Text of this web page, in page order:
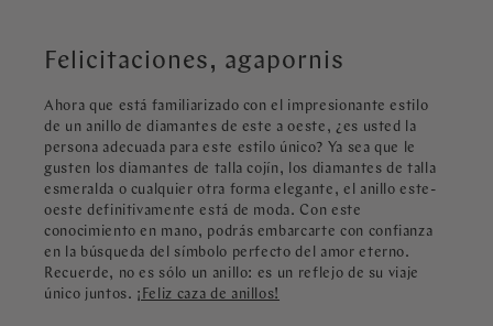
Felicitaciones, agapornis
Ahora que está familiarizado con el impresionante estilo
de un anillo de diamantes de este a oeste, ¿es usted la
persona adecuada para este estilo único? Ya sea que le
gusten los diamantes de talla cojín, los diamantes de talla
esmeralda o cualquier otra forma elegante, el anillo este-
oeste definitivamente está de moda. Con este
conocimiento en mano, podrás embarcarte con confianza
en la búsqueda del símbolo perfecto del amor eterno.
Recuerde, no es sólo un anillo: es un reflejo de su viaje
único juntos. ¡Feliz caza de anillos!